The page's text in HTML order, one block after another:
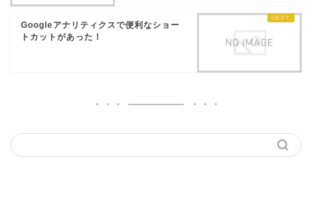
Googleアナリティクスで便利なショー
トカットがあった！